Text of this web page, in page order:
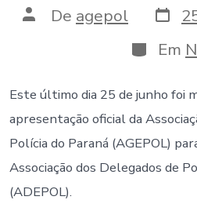
Autor
De agepol Data
do
post
Em
Este último dia 25 de junho foi
apresentação oficial da
Polícia do Paraná (AGEPOL)
Associação dos Delegados de
(ADEPOL).